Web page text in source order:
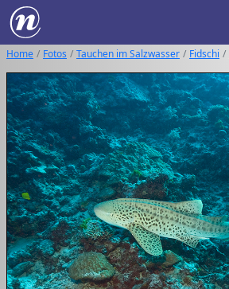
Home Fotos Tauchen im Salzwasser Fidschi